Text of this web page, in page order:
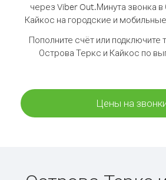
через Viber Out.Минута звонка
Кайкос на городские и
Пополните счёт или подключите
Острова Теркс и Кайкос по
Цены на